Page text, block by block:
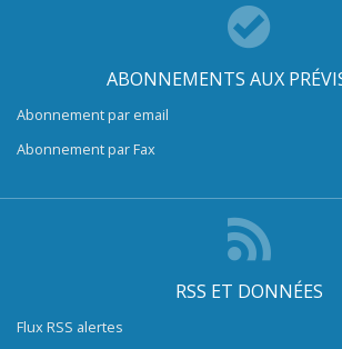
ABONNEMENTS AUX
Abonnement par email
Abonnement par Fax
RSS ET DONNÉES
Flux RSS alertes